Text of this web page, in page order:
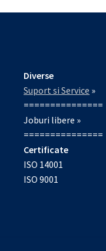
Diverse
Suport si Service »
===============
Joburi libere »
===============
Certificate
ISO 14001
ISO 9001